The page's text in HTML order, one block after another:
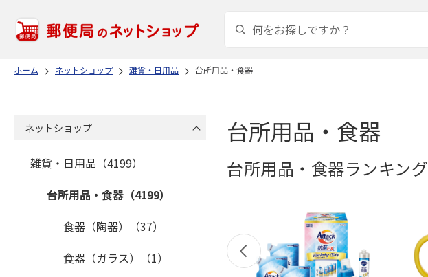
ホーム ネットショップ 雑貨・日用品 台所用品・食器
台所用品・食器
台所用品・食器ランキング
ネットショップ
雑貨・日用品（4199）
台所用品・食器（4199）
食器（陶器）（37）
食器（ガラス）（1）